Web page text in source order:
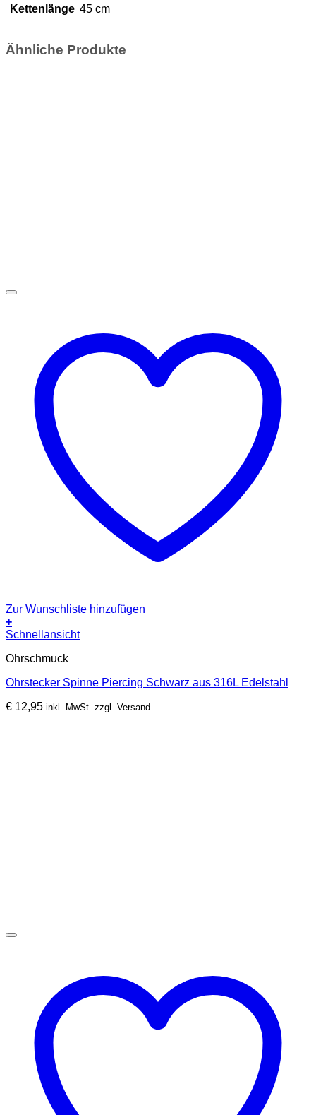
Kettenlänge 45 cm
Ähnliche Produkte
Zur Wunschliste hinzufügen
+
Schnellansicht
Ohrschmuck
Ohrstecker Spinne Piercing Schwarz aus 316L Edelstahl
€ 12,95 inkl. MwSt. zzgl. Versand